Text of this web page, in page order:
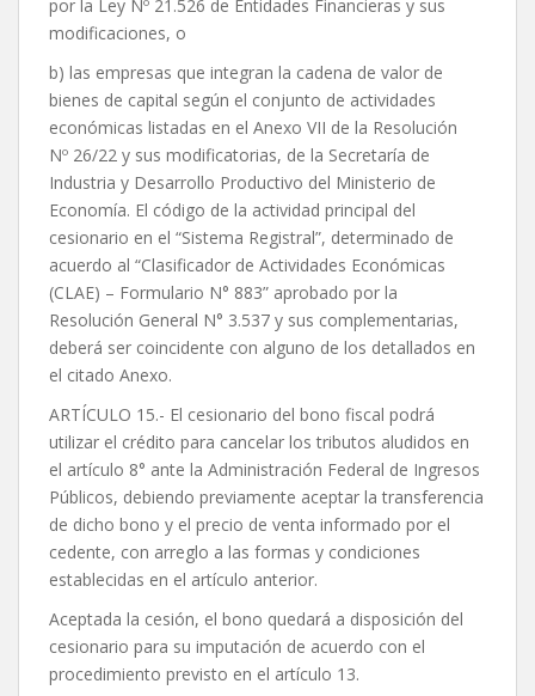
por la Ley Nº 21.526 de Entidades Financieras y sus
modificaciones, o
b) las empresas que integran la cadena de valor de
bienes de capital según el conjunto de actividades
económicas listadas en el Anexo VII de la Resolución
Nº 26/22 y sus modificatorias, de la Secretaría de
Industria y Desarrollo Productivo del Ministerio de
Economía. El código de la actividad principal del
cesionario en el “Sistema Registral”, determinado de
acuerdo al “Clasificador de Actividades Económicas
(CLAE) – Formulario N° 883” aprobado por la
Resolución General N° 3.537 y sus complementarias,
deberá ser coincidente con alguno de los detallados en
el citado Anexo.
ARTÍCULO 15.- El cesionario del bono fiscal podrá
utilizar el crédito para cancelar los tributos aludidos en
el artículo 8° ante la Administración Federal de Ingresos
Públicos, debiendo previamente aceptar la transferencia
de dicho bono y el precio de venta informado por el
cedente, con arreglo a las formas y condiciones
establecidas en el artículo anterior.
Aceptada la cesión, el bono quedará a disposición del
cesionario para su imputación de acuerdo con el
procedimiento previsto en el artículo 13.